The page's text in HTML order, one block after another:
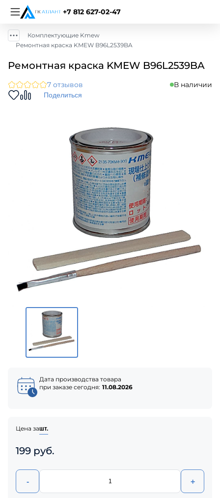
+7 812 627-02-47
Комплектующие Kmew
Ремонтная краска KMEW B96L2539BA
Ремонтная краска KMEW B96L2539BA
7 отзывов В наличии
Поделиться
Дата производства товара
при заказе сегодня: 11.08.2026
Цена зашт.
199 руб.
- +